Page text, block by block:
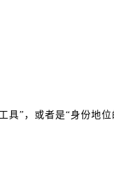
”，或者是“身份地位